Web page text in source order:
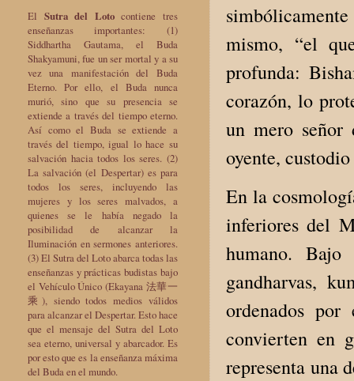
mismo, “el
profunda:
corazón, lo
un mero señor
oyente,
En la
inferiores del
humano. Bajo
gandharvas,
ordenados
convierten en
representa una
El Sutra del Lotocontiene tres
enseñanzas importantes: (1)
Siddhartha Gautama, el Buda
Shakyamuni, fue un ser mortal y a su
vez una manifestación del Buda
Eterno. Por ello, el Buda nunca
murió, sino que su presencia se
extiende a través del tiempo eterno.
Así como el Buda se extiende a
través del tiempo, igual lo hace su
salvación hacia todos los seres. (2)
La salvación (el Despertar) es para
todos los seres, incluyendo las
mujeres y los seres malvados, a
quienes se le había negado la
posibilidad de alcanzar la
Iluminación en sermones anteriores.
(3) El Sutra del Loto abarca todas las
enseñanzas y prácticas budistas bajo
el Vehículo Único (Ekayana 法華一
乘), siendo todos medios válidos
para alcanzar el Despertar. Esto hace
que el mensaje del Sutra del Loto
sea eterno, universal y abarcador. Es
por esto que es la enseñanza máxima
del Buda en el mundo.